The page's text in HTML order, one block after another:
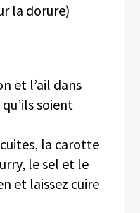
la dorure)
et l’ail dans
soient
la carotte
le sel et le
et laissez cuire